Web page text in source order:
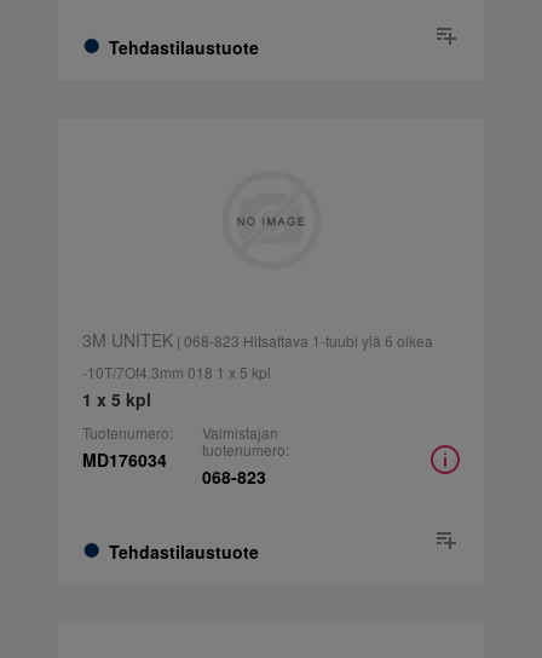
Tehdastilaustuote
3M UNITEK| 068-823 Hitsattava 1-tuubi ylä 6 oikea
-10T/7Of4.3mm 018 1 x 5 kpl
1 x 5 kpl
Tuotenumero:
MD176034
Tehdastilaustuote
Valmistajan
tuotenumero:
068-823